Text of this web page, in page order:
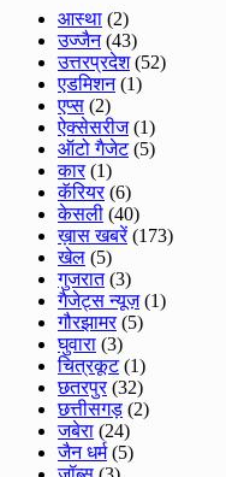
आस्था (2)
उज्जैन(43)
उत्तरप्रदेश(52)
एडमिशन(1)
एप्स (2)
ऐक्सेसरीज(1)
ऑटो गैजेट(5)
कार(1)
कॅरियर(6)
केसली (40)
ख़ास खबरें(173)
खेल (5)
गुजरात(3)
गैजेट्स न्यूज़(1)
गौरझामर(5)
घुवारा (3)
चित्रकूट(1)
छतरपुर(32)
छत्तीसगड़ (2)
जबेरा (24)
जैन धर्म(5)